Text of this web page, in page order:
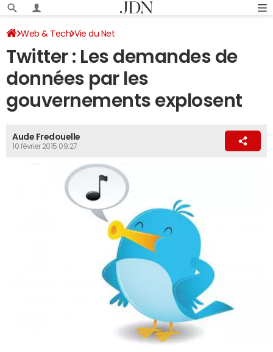
Web & Tech Vie du Net
Twitter : Les demandes de
données par les
gouvernements explosent
Aude Fredouelle
10 février 2015 09:27